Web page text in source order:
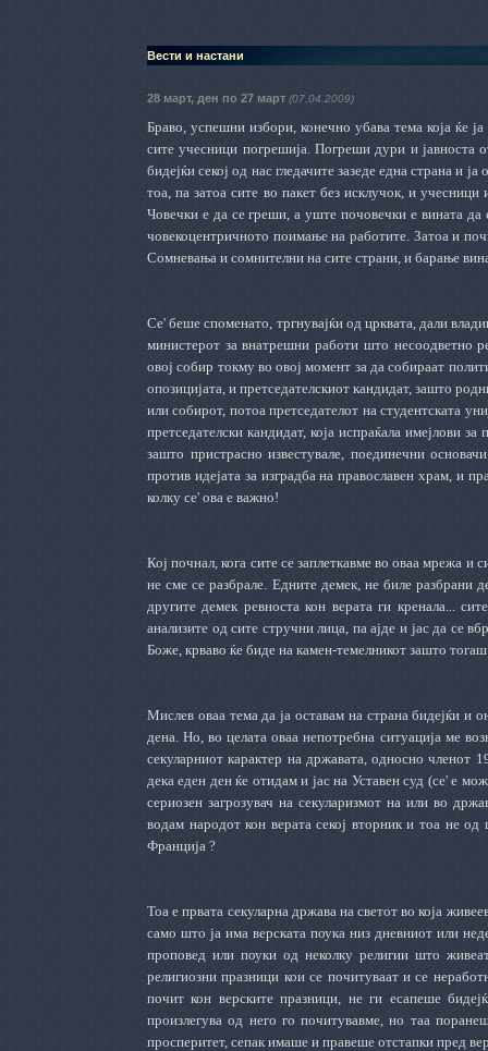
Вести и настани
28 март, ден по 27 март (07.04.2009)
Браво, успешни избори, конечно убава тема која ќе
сите учесници погрешија. Погреши дури и јавноста
бидејќи секој од нас гледачите зазеде една страна и
тоа, па затоа сите во пакет без исклучок, и
Човечки е да се греши, а уште почовечки е вината да
човекоцентричното поимање на работите. Затоа и
Сомневања и сомнителни на сите страни, и барање
Се' беше споменато, тргнувајќи од црквата, дали
министерот за внатрешни работи што несоодветно
овој собир токму во овој момент за да собираат
опозицијата, и претседателскиот кандидат, зашто
или собирот, потоа претседателот на студентската
претседателски кандидат, која испраќала имејлови
зашто пристрасно известувале, поединечни
против идејата за изградба на православен храм, и
колку се' ова е важно!
Кој почнал, кога сите се заплеткавме во оваа мрежа
не сме се разбрале. Едните демек, не биле разбрани
другите демек ревноста кон верата ги кренала...
анализите од сите стручни лица, па ајде и јас да се
Боже, крваво ќе биде на камен-темелникот зашто
Мислев оваа тема да ја оставам на страна бидејќи и
дена. Но, во целата оваа непотребна ситуација ме
секуларниот карактер на државата, односно членот
дека еден ден ќе отидам и јас на Уставен суд (се' е
сериозен загрозувач на секуларизмот на или во
водам народот кон верата секој вторник и тоа не
Франција ?
Тоа е првата секуларна држава на светот во која
само што ја има верската поука низ дневниот или
проповед или поуки од неколку религии што
религиозни празници кои се почитуваат и се
почит кон верските празници, не ги есапеше
произлегува од него го почитувавме, но таа
просперитет, сепак имаше и правеше отстапки пред